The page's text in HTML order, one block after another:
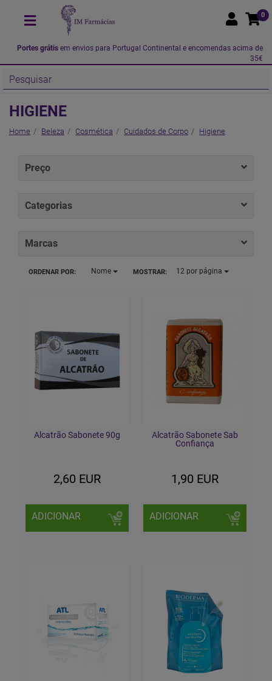
0
Portes grátis em envios para Portugal Continental e encomendas acima de
35€
HIGIENE
Home Beleza Cosmética Cuidados de Corpo Higiene
Preço
Categorias
Marcas
ORDENAR POR: Nome MOSTRAR: 12por página
Alcatrão Sabonete 90g
2,60 EUR
ADICIONAR
Alcatrão Sabonete Sab
Confiança
1,90 EUR
ADICIONAR